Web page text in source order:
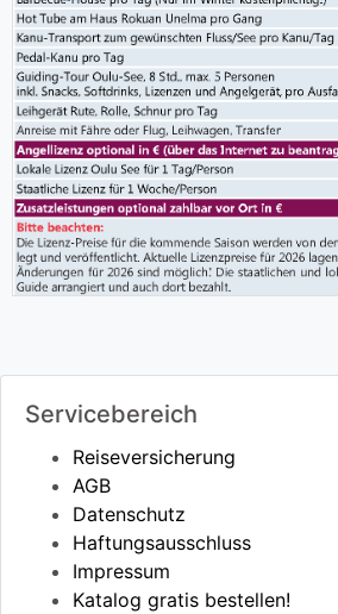
Servicebereich
Reiseversicherung
AGB
Datenschutz
Haftungsausschluss
Impressum
Katalog gratis bestellen!